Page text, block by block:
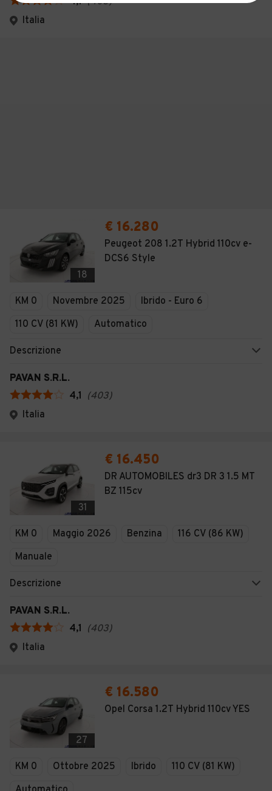
Italia
18
€ 16.280
Peugeot 208 1.2T Hybrid 110cv e-
DCS6 Style
KM 0 Novembre 2025
Ibrido - Euro 6
110 CV (81 KW)
Automatico
Descrizione
PAVAN S.R.L.
4,1 (403)
Italia
31
€ 16.450
DR AUTOMOBILES dr3 DR 3 1.5 MT
BZ 115cv
KM 0 Maggio 2026 Benzina
116 CV (86 KW)
Manuale
Descrizione
PAVAN S.R.L.
4,1 (403)
Italia
27
€ 16.580
Opel Corsa 1.2T Hybrid 110cv YES
KM 0 Ottobre 2025 Ibrido
110 CV (81 KW)